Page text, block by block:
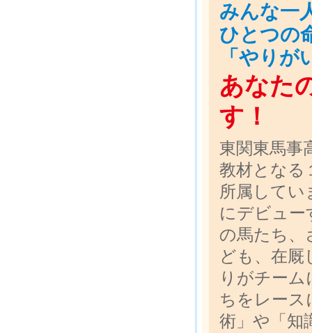
みんな一
ひとつの
「やりが
あなた
す！
東関東馬事
教材となる
所属してい
にデビュー
の馬たち、
ども、在厩
りがチー
ちをレース
術」や「知